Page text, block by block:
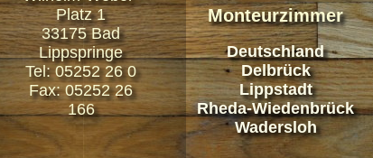
Platz 1
33175 Bad
Lippspringe
Tel: 05252 26 0
Fax: 05252 26
166
Monteurzimmer
Deutschland
Delbrück
Lippstadt
Rheda-Wiedenbrück
Wadersloh